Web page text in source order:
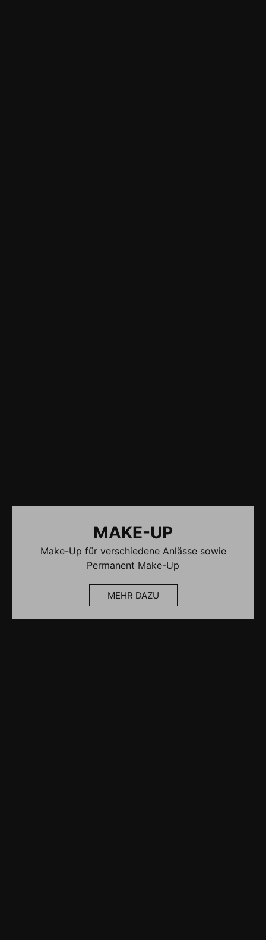
MAKE-UP
Make-Up für verschiedene Anlässe sowie
Permanent Make-Up
MEHR DAZU